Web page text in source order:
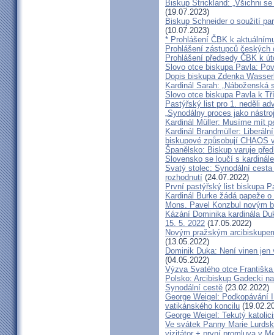
Biskup Strickland: „Všichni
(19.07.2023)
Biskup Schneider o soužití
(10.07.2023)
* Prohlášení ČBK k
Prohlášení zástupců
Prohlášení předsedy ČBK k
Slovo otce biskupa Pavla:
Dopis biskupa Zdenka
Kardinál Sarah: „Náboženská
Slovo otce biskupa Pavla k
Pastýřský list pro 1. neděli
„Synodálny proces jako
Kardinál Müller: Musíme mít
Kardinál Brandmüller:
biskupové způsobují CHAOS
Španělsko: Biskup varuje
Slovensko se loučí s
Svatý stolec: Synodální
rozhodnutí (24.07.2022)
První pastýřský list biskupa
Kardinál Burke žádá papeže
Mons. Pavel Konzbul novým
Kázání Dominika kardinála
15. 5. 2022 (17.05.2022)
Novým pražským
(13.05.2022)
Dominik Duka: Není vinen
(04.05.2022)
Výzva Svatého otce
Polsko: Arcibiskup Gadecki
Synodální cestě (23.02.2022)
George Weigel: Podkopávání
vatikánského koncilu
George Weigel: Tekutý
Ve svátek Panny Marie